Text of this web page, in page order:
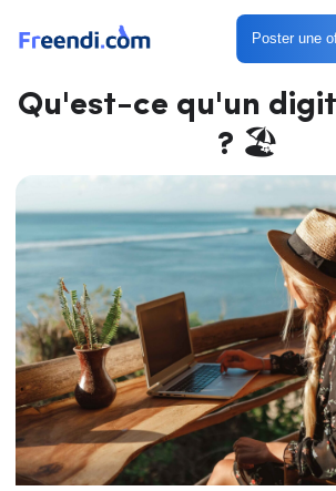
Poster une
Qu'est-ce qu'un
? 🏖